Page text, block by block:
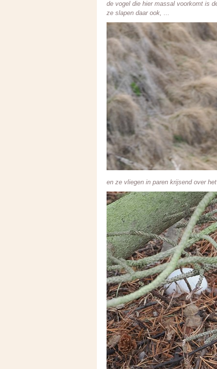
de vogel die hier massal voorkomt is
ze slapen daar ook, ...
en ze vliegen in paren krijsend over